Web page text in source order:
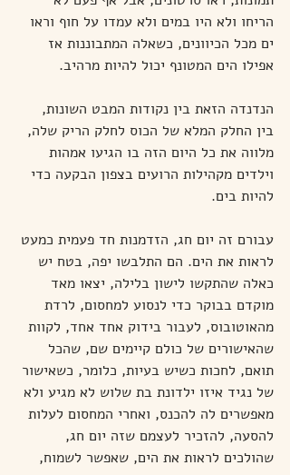
הריחו ולא היו במים ולא עמדו על חוף וראו
ים מכל הכיוונים, כשאלה המתבוננות אז
אפילו הים המטונף יכול להיות מרהיב.
הנדנדה הזאת בין נקודות המבט השונות,
בין החלק המלא של הכוס לחלק הריק שלה,
מלווה את כל היום הזה בו הגיעו אמהות
וילדים מקהילות הרועים בצפון הבקעה כדי
להיות בים.
עבורם זה יום חג, הזדמנות חד פעמית כמעט
לראות את הים. הם התלבשו יפה, בטח יש
כאלה שהתקשו לישון בלילה, יצאו מאד
מוקדם בבוקר כדי לנסוע למחסום, לרדת
מהאוטובוס, לעבור בידוק אחד אחד, לקוות
שהאישורים של כולם קיימים שם, שהכל
תואם, לחכות כשיש בעיות, כלומר, כשאישור
של נגיד איזו ילדונת בת שלוש לא מגיע ולא
מאפשרים לה להכנס, ואחרי המחסום לעלות
להסעה, להזכיר לעצמם שזה יום חג,
שהולכים לראות את הים, שאפשר לשמוח,